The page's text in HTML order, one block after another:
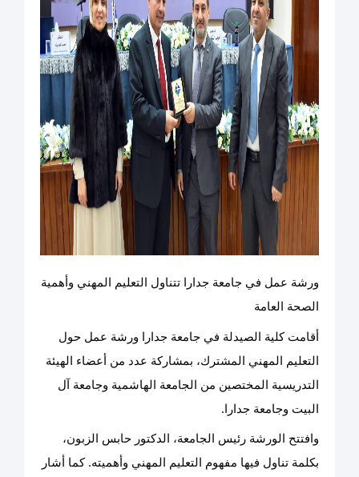
ورشة عمل في جامعة جدارا تتناول التعليم المهني وأهمية
الصحة العامة
أقامت كلية الصيدلة في جامعة جدارا ورشة عمل حول
التعليم المهني المشترك، بمشاركة عدد من أعضاء الهيئة
التدريسية المختصين من الجامعة الهاشمية وجامعة آل
البيت وجامعة جدارا.
وافتتح الورشة رئيس الجامعة، الدكتور حابس الزبون،
بكلمة تناول فيها مفهوم التعليم المهني وأهميته. كما أشار